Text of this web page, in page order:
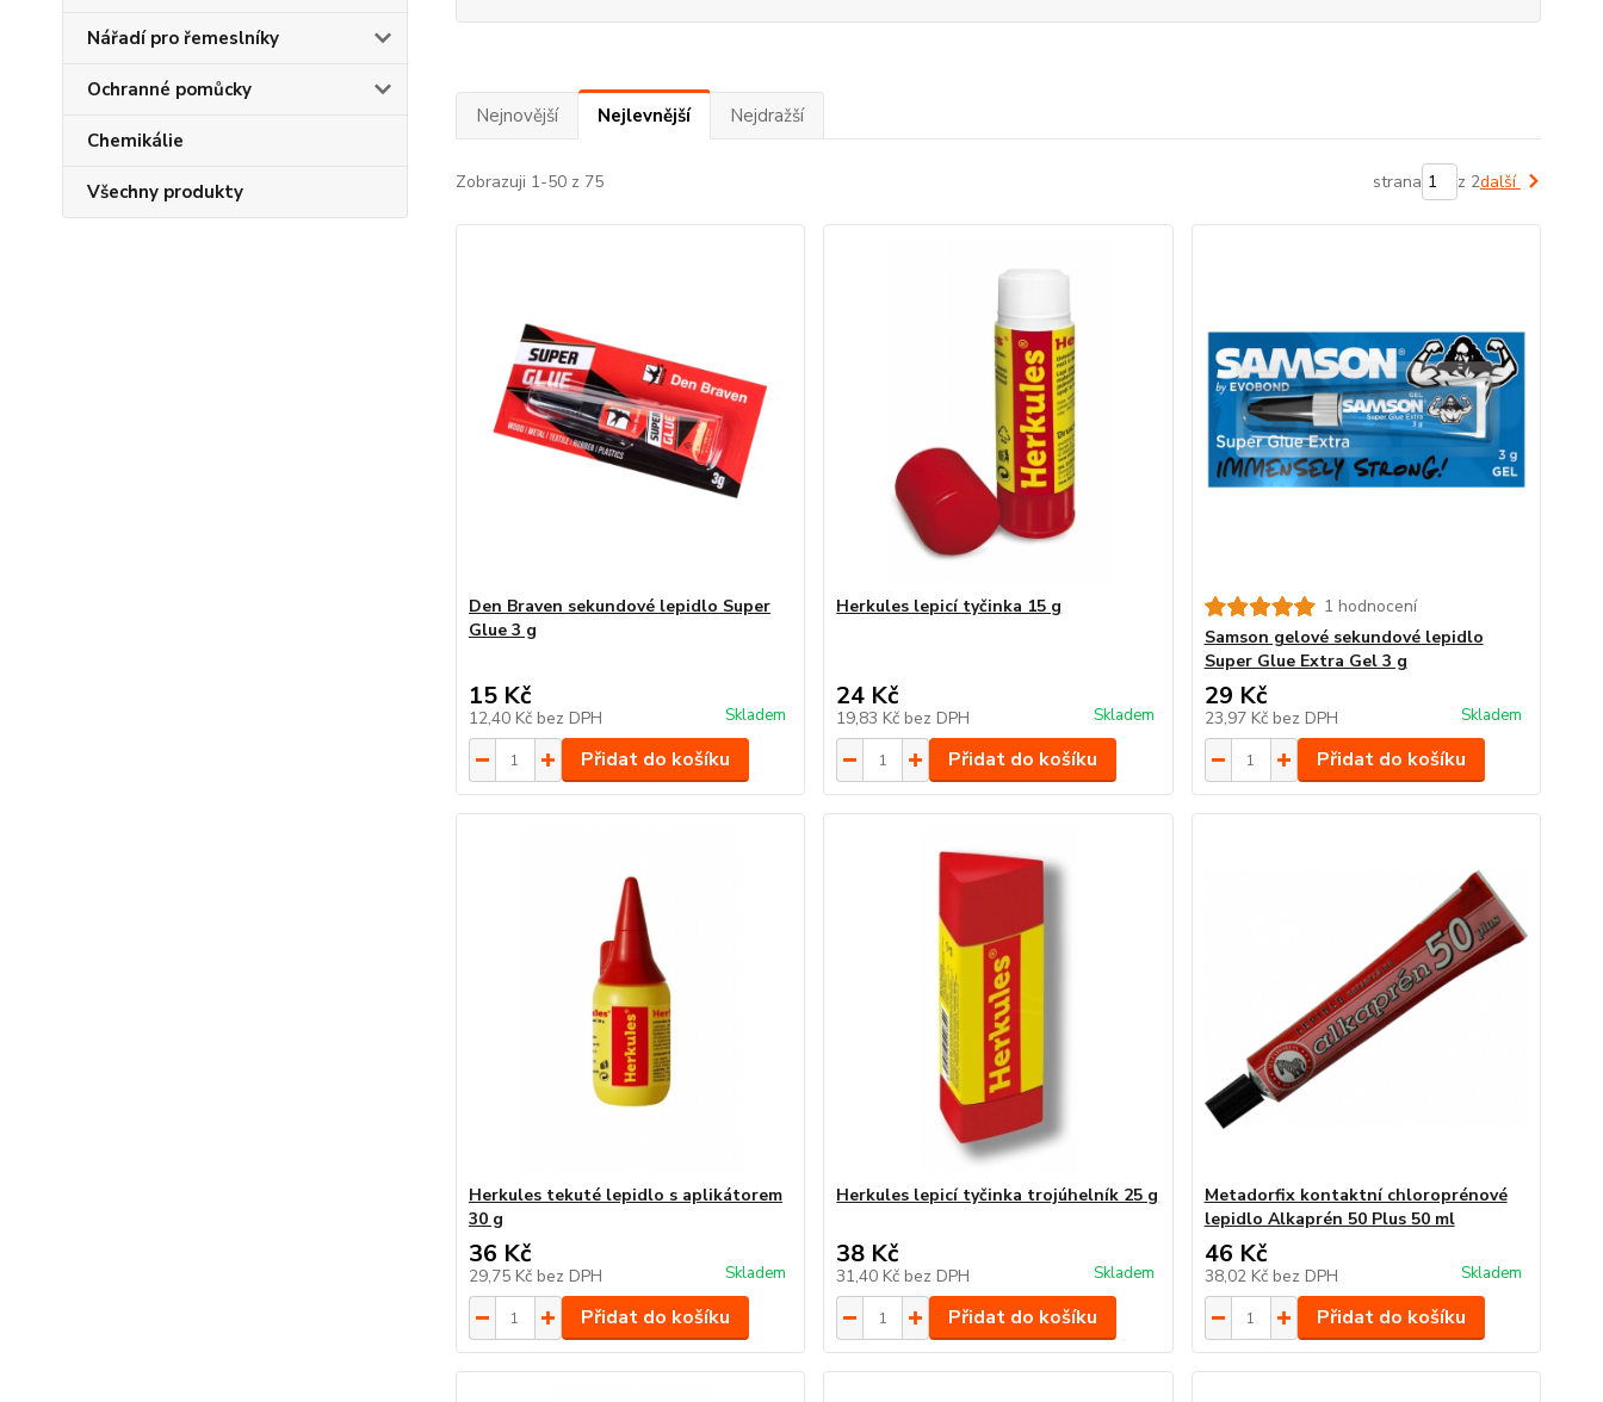
Nářadí pro řemeslníky
Ochranné pomůcky
Chemikálie
Všechny produkty
Nejnovější Nejlevnější Nejdražší
Zobrazuji 1-50 z 75 strana z 2další
Den Braven sekundové lepidlo Super
Glue 3 g
15 Kč
12,40 Kč bez DPH Skladem
Přidat do košíku
Herkules lepicí tyčinka 15 g
24 Kč
19,83 Kč bez DPH Skladem
Přidat do košíku
1 hodnocení
Samson gelové sekundové lepidlo
Super Glue Extra Gel 3 g
29 Kč
23,97 Kč bez DPH Skladem
Přidat do košíku
Herkules tekuté lepidlo s aplikátorem
30 g
36 Kč
29,75 Kč bez DPH Skladem
Přidat do košíku
Herkules lepicí tyčinka trojúhelník 25 g
38 Kč
31,40 Kč bez DPH Skladem
Přidat do košíku
Metadorfix kontaktní chloroprénové
lepidlo Alkaprén 50 Plus 50 ml
46 Kč
38,02 Kč bez DPH Skladem
Přidat do košíku